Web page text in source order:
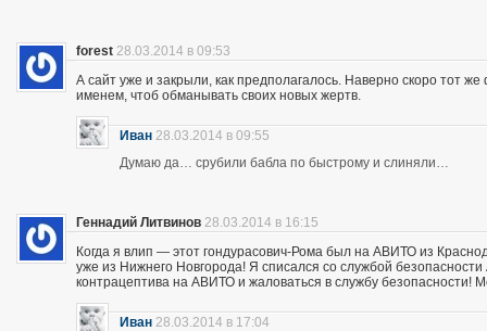
forest 28.03.2014 в 09:53
А сайт уже и закрыли, как предполагалось. Наверно скоро тот
именем, чтоб обманывать своих новых жертв.
Иван 28.03.2014 в 09:55
Думаю да… срубили бабла по быстрому и слиняли…
Геннадий Литвинов 28.03.2014 в 16:15
Когда я влип — этот гондурасович-Рома был на АВИТО из
уже из Нижнего Новгорода! Я списался со службой
контрацептива на АВИТО и жаловаться в службу безопасности!
Иван 28.03.2014 в 17:04